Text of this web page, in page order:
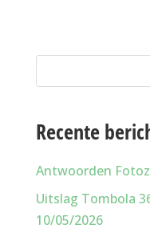
Recente
Antwoorden
Uitslag Tombola
10/05/2026